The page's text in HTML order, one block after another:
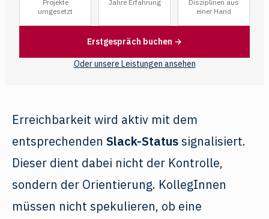
Projekte
umgesetzt
Jahre Erfahrung
Disziplinen aus
einer Hand
Erstgespräch buchen →
Oder unsere Leistungen ansehen
Erreichbarkeit wird aktiv mit dem
entsprechenden Slack-Statussignalisiert.
Dieser dient dabei nicht der Kontrolle,
sondern der Orientierung. KollegInnen
müssen nicht spekulieren, ob eine